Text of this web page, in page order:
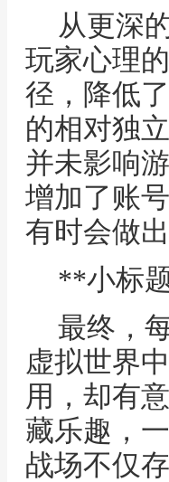
从更深
玩家心理
径，降低
的相对独
并未影响
增加了账
有时会做
**小标
最终，
虚拟世界
用，却有
藏乐趣，
战场不仅